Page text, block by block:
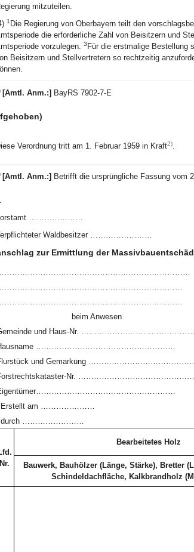
mitzuteilen.
1 Die Regierung von Oberbayern teilt den
die erforderliche Zahl von Beisitzern und
vorzulegen. 3 Für die erstmalige Bestellung
Beisitzern und Stellvertretern so rechtzeitig
[Amtl. Anm.:] BayRS 7902-7-E
Verordnung tritt am 1. Februar 1959 in Kraft2).
[Amtl. Anm.:] Betrifft die ursprüngliche Fassung vom
…………………
Waldbesitzer ……………………
zur Ermittlung der
beim Anwesen
und Haus-Nr.
………………………………………………
und Gemarkung
Nr. ………………………………………
Erstellt am …………………
durch ……………………
Nr.
Bearbeitetes Holz
Bauwerk, Bauhölzer (Länge, Stärke), Bretter
Schindeldachfläche, Kalkbrandholz